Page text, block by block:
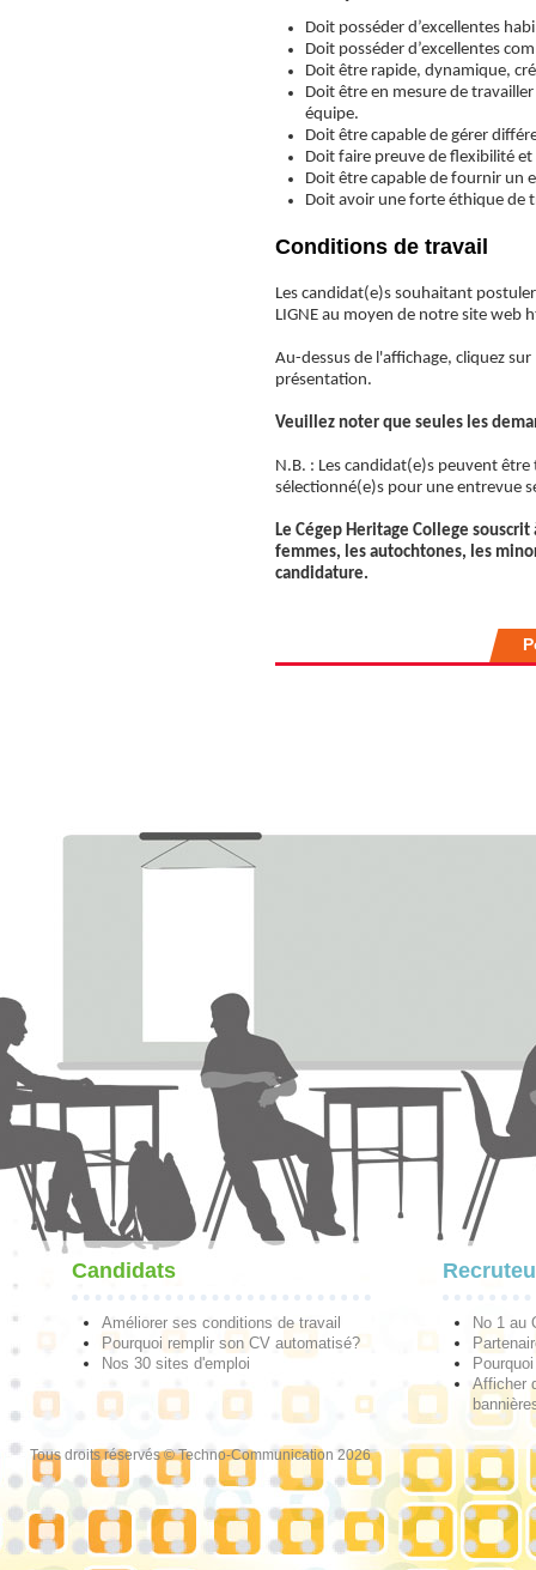
Doit posséder d’excellentes
Doit posséder d’excellentes
Doit être rapide, dynamique,
Doit être en mesure de
équipe.
Doit être capable de gérer
Doit faire preuve de flexibilité
Doit être capable de fournir un
Doit avoir une forte éthique de
Conditions de travail
Les candidat(e)s souhaitant
LIGNE au moyen de notre site
Au-dessus de l'affichage, cliquez
présentation.
Veuillez noter que seules les
N.B. : Les candidat(e)s peuvent
sélectionné(e)s pour une entrevue
Le Cégep Heritage College
femmes, les autochtones, les
candidature.
Candidats
Améliorer ses conditions de travail
Pourquoi remplir son CV automatisé?
Nos 30 sites d'emploi
No 1 au
Afficher
Tous droits réservés © Techno-Communication 2026